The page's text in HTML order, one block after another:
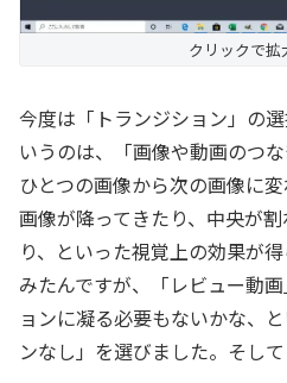
クリックで拡
今度は「トランジション」の
いうのは、「画像や動画のつ
ひとつの画像から次の画像に
画像が降ってきたり、中央が
り、といった視覚上の効果が
みたんですが、「レビュー動
ョンに凝る必要もないかな、
ンなし」を選びました。そして